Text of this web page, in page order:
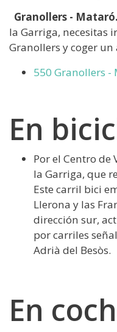
Granollers - Mataró.
la Garriga, necesitas
Granollers y coger
550 ​​​​​Granollers -
En
Por el Centro de
la Garriga, que
Este carril bici
Llerona y las
dirección sur,
por carriles
Adrià del Besòs.
En